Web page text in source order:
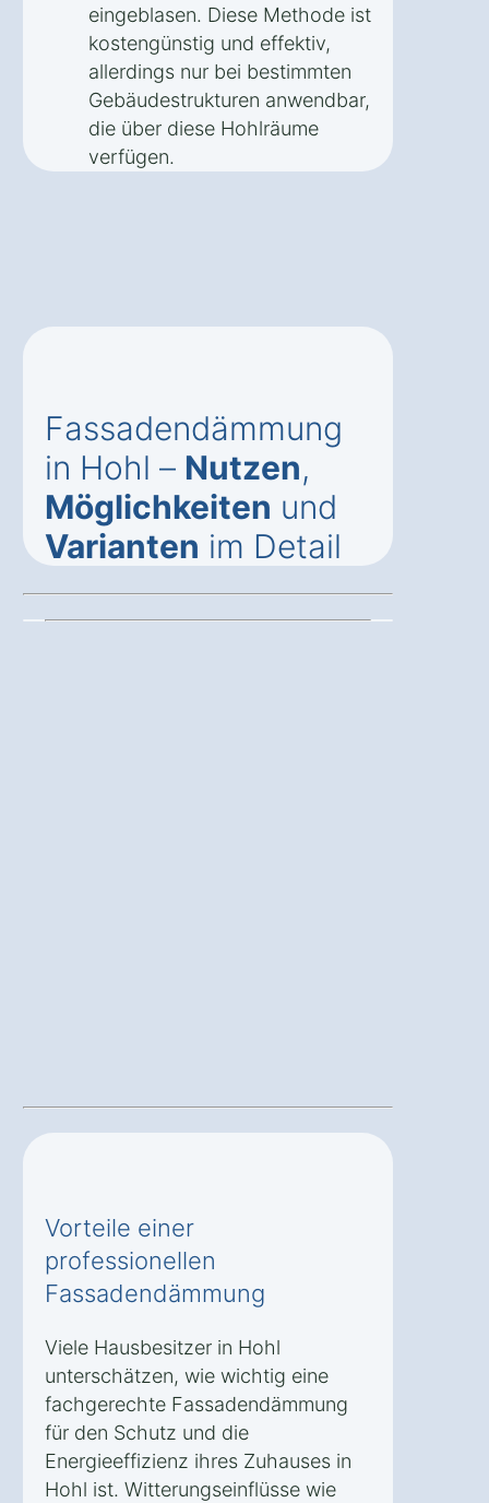
eingeblasen. Diese Methode ist
kostengünstig und effektiv,
allerdings nur bei bestimmten
Gebäudestrukturen anwendbar,
die über diese Hohlräume
verfügen.
Fassadendämmung
in Hohl – Nutzen,
Möglichkeiten und
Varianten im Detail
Vorteile einer
professionellen
Fassadendämmung
Viele Hausbesitzer in Hohl
unterschätzen, wie wichtig eine
fachgerechte Fassadendämmung
für den Schutz und die
Energieeffizienz ihres Zuhauses in
Hohl ist. Witterungseinflüsse wie